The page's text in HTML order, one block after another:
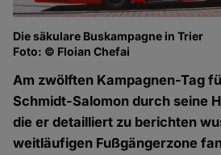
Die säkulare Buskampagne in Trier
Foto: © Floian Chefai
Am zwölften Kampagnen-Tag
Schmidt-Salomon durch seine
die er detailliert zu berichten
weitläufigen Fußgängerzone